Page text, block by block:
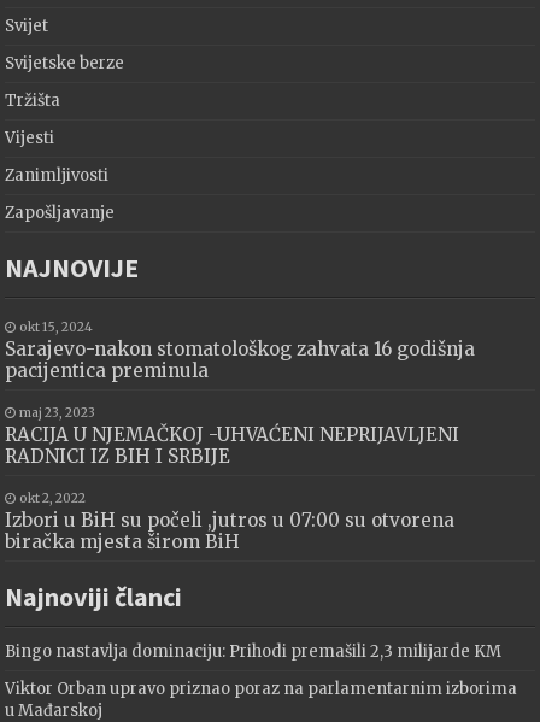
Svijet
Svijetske berze
Tržišta
Vijesti
Zanimljivosti
Zapošljavanje
NAJNOVIJE
okt 15, 2024
Sarajevo-nakon stomatološkog zahvata 16 godišnja
pacijentica preminula
maj 23, 2023
RACIJA U NJEMAČKOJ -UHVAĆENI NEPRIJAVLJENI
RADNICI IZ BIH I SRBIJE
okt 2, 2022
Izbori u BiH su počeli ,jutros u 07:00 su otvorena
biračka mjesta širom BiH
Najnoviji članci
Bingo nastavlja dominaciju: Prihodi premašili 2,3 milijarde KM
Viktor Orban upravo priznao poraz na parlamentarnim izborima
u Mađarskoj